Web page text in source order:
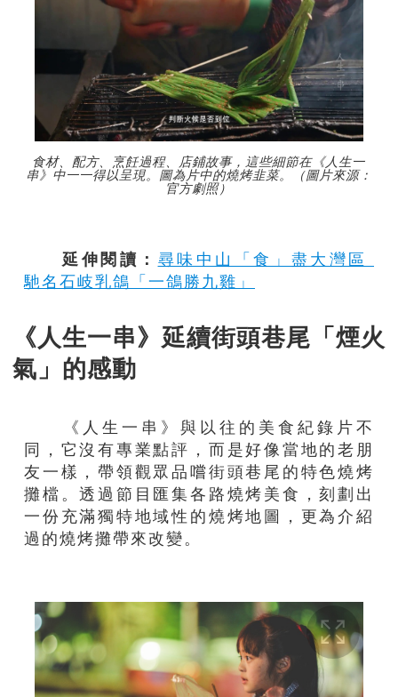
食材、配方、烹飪過程、店鋪故事，這些細節在《人生一
串》中一一得以呈現。圖為片中的燒烤韭菜。（圖片來源：
官方劇照）
延伸閱讀： 尋味中山「食」盡大灣區
馳名石岐乳鴿「一鴿勝九雞」
《人生一串》延續街頭巷尾「煙火
氣」的感動
《人生一串》與以往的美食紀錄片不
同，它沒有專業點評，而是好像當地的老朋
友一樣，帶領觀眾品嚐街頭巷尾的特色燒烤
攤檔。透過節目匯集各路燒烤美食，刻劃出
一份充滿獨特地域性的燒烤地圖，更為介紹
過的燒烤攤帶來改變。